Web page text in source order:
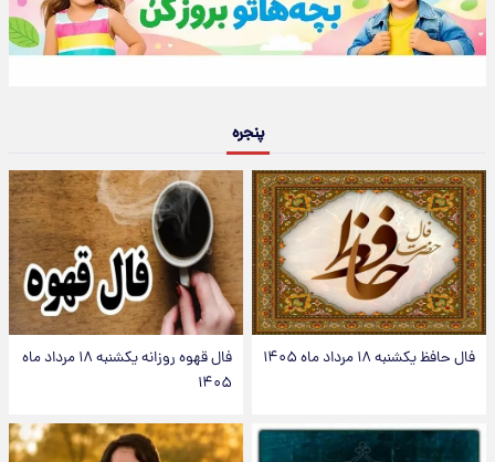
پنجره
فال حافظ یکشنبه ۱۸ مرداد ماه ۱۴۰۵
فال قهوه روزانه یکشنبه ۱۸ مرداد ماه
۱۴۰۵